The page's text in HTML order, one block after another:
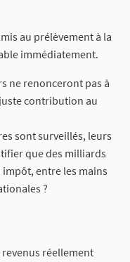
au prélèvement à la
immédiatement.
ne renonceront pas à
contribution au
sont surveillés, leurs
que des milliards
entre les mains
?
revenus réellement